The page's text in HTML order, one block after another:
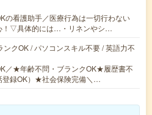
の看護助手／医療行為は一切行わない
！▽具体的には…・リネンやシ…
ンクOK / パソコンスキル不要 / 英語力不
／★年齢不問・ブランクOK★履歴書不
登録OK）★社会保険完備＼…